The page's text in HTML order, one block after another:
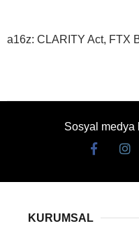
a16z: CLARITY Act, FTX
Sosyal medya
KURUMSAL